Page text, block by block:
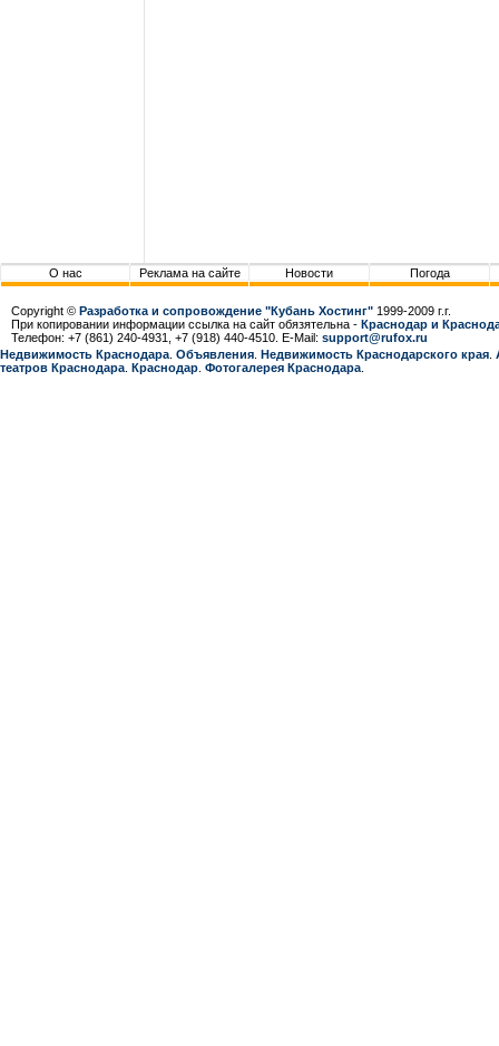
О нас Реклама на сайте Новости Погода
Copyright © Разработка и сопровождение "Кубань Хостинг" 1999-2009 г.г.
При копировании информации ссылка на сайт обязятельна - Краснодар и
Телефон: +7 (861) 240-4931, +7 (918) 440-4510. E-Mail: support@rufox.ru
Недвижимость Краснодара Объявления Недвижимость Краснодарcкого края
театров Краснодара Краснодар Фотогалерея Краснодара